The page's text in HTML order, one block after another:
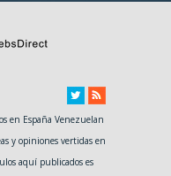
en España Venezuelan
y opiniones vertidas en
aquí publicados es